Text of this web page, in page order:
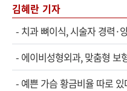
김혜란 기자
- 치과 뼈이식, 시술자 경력·
- 에이비성형외과, 맞춤형 보
- 예쁜 가슴 황금비율 따로